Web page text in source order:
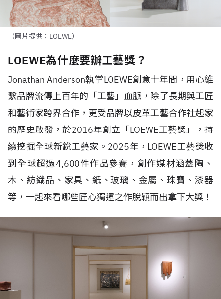
（圖片提供：LOEWE）
LOEWE為什麼要辦工藝獎？
Jonathan Anderson執掌LOEWE創意十年間，用心維
繫品牌流傳上百年的「工藝」血脈，除了長期與工匠
和藝術家跨界合作，更受品牌以皮革工藝合作社起家
的歷史啟發，於2016年創立「LOEWE工藝獎」，持
續挖掘全球新銳工藝家。 2025年， LOEWE工藝獎收
到全球超過4,600件作品參賽，創作媒材涵蓋陶、
木、紡織品、家具、紙、玻璃、金屬、珠寶、漆器
等，一起來看哪些匠心獨運之作脫穎而出拿下大獎！